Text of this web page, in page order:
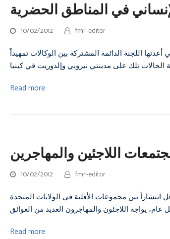
في المناطق الحضرية
10/02/2012 fmr-editor
اللجنة الدائمة المشتركة بين الوكالات تمهيداً
Read more
اللاجئين والمهاجرين
10/02/2012 fmr-editor
بين مجموعات الأقلية في الولايات المتحدة
Read more